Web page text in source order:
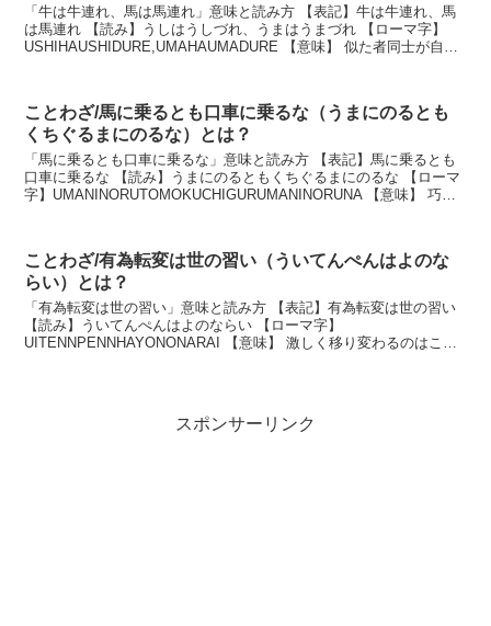
「牛は牛連れ、馬は馬連れ」意味と読み方 【表記】牛は牛連れ、馬
は馬連れ 【読み】うしはうしづれ、うまはうまづれ 【ローマ字】
USHIHAUSHIDURE,UMAHAUMADURE 【意味】 似た者同士が自然
ことわざ/馬に乗るとも口車に乗るな（うまにのるとも
くちぐるまにのるな）とは？
「馬に乗るとも口車に乗るな」意味と読み方 【表記】馬に乗るとも
口車に乗るな 【読み】うまにのるともくちぐるまにのるな 【ローマ
字】UMANINORUTOMOKUCHIGURUMANINORUNA 【意味】 巧み
ことわざ/有為転変は世の習い（ういてんぺんはよのな
らい）とは？
「有為転変は世の習い」意味と読み方 【表記】有為転変は世の習い
【読み】ういてんぺんはよのならい 【ローマ字】
UITENNPENNHAYONONARAI 【意味】 激しく移り変わるのはこの
スポンサーリンク